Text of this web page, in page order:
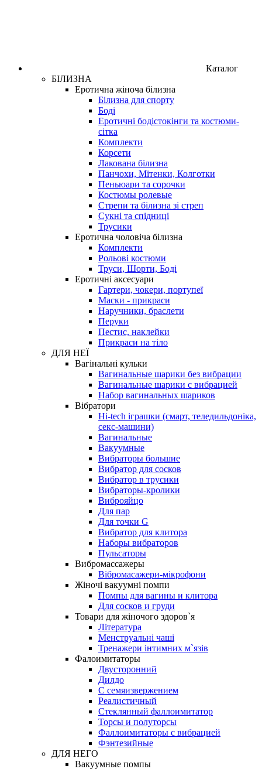
Каталог
БІЛИЗНА
Еротична жіноча білизна
Білизна для спорту
Боді
Еротичні бодістокінги та костюми-
сітка
Комплекти
Корсети
Лакована білизна
Панчохи, Мітенки, Колготки
Пеньюари та сорочки
Костюмы ролевые
Стрепи та білизна зі стреп
Сукні та спідниці
Трусики
Еротична чоловіча білизна
Комплекти
Рольові костюми
Труси, Шорти, Боді
Еротичні аксесуари
Гартери, чокери, портупеї
Маски - прикраси
Наручники, браслети
Перуки
Пестис, наклейки
Прикраси на тіло
ДЛЯ НЕЇ
Вагінальні кульки
Вагинальные шарики без вибрации
Вагинальные шарики с вибрацией
Набор вагинальных шариков
Вібратори
Hi-tech іграшки (смарт, теледильдоніка,
секс-машини)
Вагинальные
Вакуумные
Вибраторы большие
Вибратор для сосков
Вибратор в трусики
Вибраторы-кролики
Виброяйцо
Для пар
Для точки G
Вибратор для клитора
Наборы вибраторов
Пульсаторы
Вибромассажеры
Вібромасажери-мікрофони
Жіночі вакуумні помпи
Помпы для вагины и клитора
Для сосков и груди
Товари для жіночого здоров`я
Література
Менструальні чаші
Тренажери інтимних м`язів
Фалоимитаторы
Двусторонний
Дилдо
С семяизвержением
Реалистичный
Стеклянный фаллоимитатор
Торсы и полуторсы
Фаллоимитаторы с вибрацией
Фэнтезийные
ДЛЯ НЕГО
Вакуумные помпы